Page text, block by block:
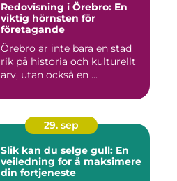
Redovisning i Örebro: En
viktig hörnsten för
företagande
Örebro är inte bara en stad
rik på historia och kulturellt
arv, utan också en ...
29. sep
Slik kan du selge gull: En
veiledning for å maksimere
din fortjeneste